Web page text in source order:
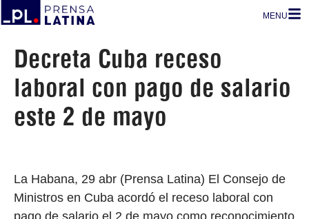
MENU
Decreta Cuba receso
laboral con pago de salario
este 2 de mayo
La Habana, 29 abr (Prensa Latina) El Consejo de
Ministros en Cuba acordó el receso laboral con
pago de salario el 2 de mayo como reconocimiento